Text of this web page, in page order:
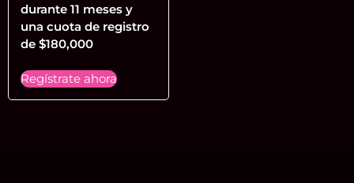
durante 11 meses y
una cuota de registro
de $180,000
Regístrate ahora